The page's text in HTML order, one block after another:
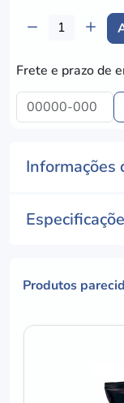
Frete e prazo de
Informações
Produtos